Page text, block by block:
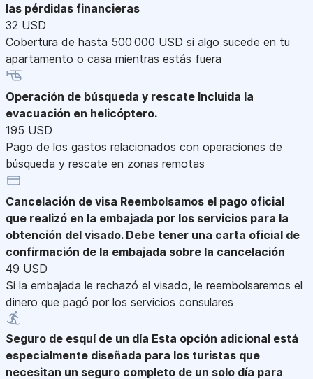
las pérdidas financieras
32 USD
Cobertura de hasta 500 000 USD si algo sucede en tu
apartamento o casa mientras estás fuera
Operación de búsqueda y rescate Incluida la
evacuación en helicóptero.
195 USD
Pago de los gastos relacionados con operaciones de
búsqueda y rescate en zonas remotas
Cancelación de visa Reembolsamos el pago oficial
que realizó en la embajada por los servicios para la
obtención del visado. Debe tener una carta oficial de
confirmación de la embajada sobre la cancelación
49 USD
Si la embajada le rechazó el visado, le reembolsaremos el
dinero que pagó por los servicios consulares
Seguro de esquí de un día Esta opción adicional está
especialmente diseñada para los turistas que
necesitan un seguro completo de un solo día para